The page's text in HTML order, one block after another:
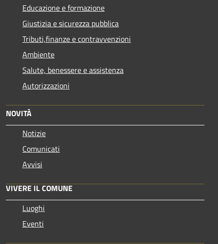
Educazione e formazione
Giustizia e sicurezza pubblica
Tributi,finanze e contravvenzioni
Ambiente
Salute, benessere e assistenza
Autorizzazioni
NOVITÀ
Notizie
Comunicati
Avvisi
VIVERE IL COMUNE
Luoghi
Eventi